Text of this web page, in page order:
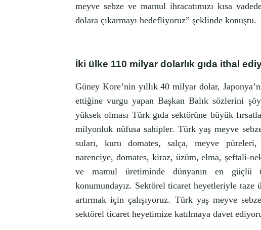
meyve sebze ve mamul ihracatımızı kısa
dolara çıkarmayı hedefliyoruz” şeklinde konuştu.
İki ülke 110 milyar dolarlık gıda ithal
Güney Kore’nin yıllık 40 milyar dolar,
ettiğine vurgu yapan Başkan Balık sözlerini
yüksek olması Türk gıda sektörüne büyük
milyonluk nüfusa sahipler. Türk yaş meyve
suları, kuru domates, salça, meyve
narenciye, domates, kiraz, üzüm, elma, şeftali-
ve mamul üretiminde dünyanın en güçlü
konumundayız. Sektörel ticaret heyetleriyle taze
artırmak için çalışıyoruz. Türk yaş meyve
sektörel ticaret heyetimize katılmaya davet